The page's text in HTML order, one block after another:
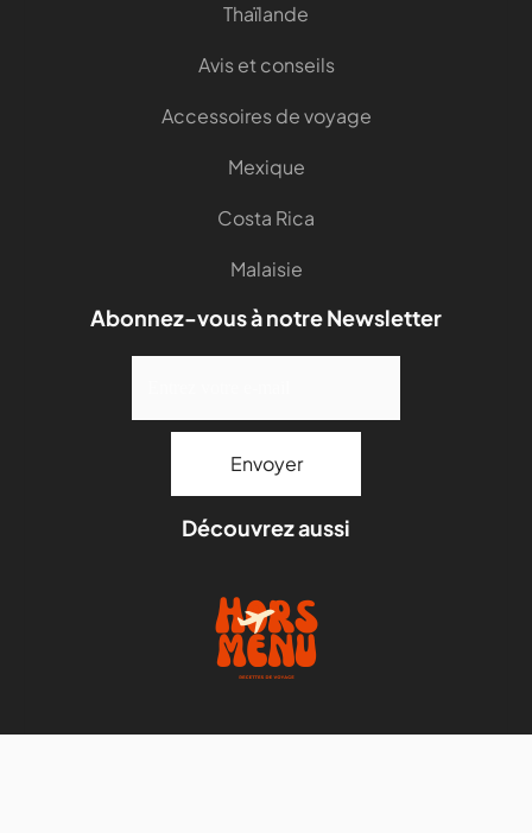
Thaïlande
Avis et conseils
Accessoires de voyage
Mexique
Costa Rica
Malaisie
Abonnez-vous à notre Newsletter
Découvrez aussi